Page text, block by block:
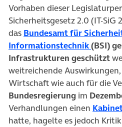
Vorhaben dieser
Sicherheitsgesetz 2.0 (IT-
das Bundesamt für
Informationstechnik(öffnet
(BSI)
Infrastrukturen geschützt
weitreichende
Wirtschaft wie auch für die
Bundesregierung im
Verhandlungen einen
hatte, hagelte es jedoch